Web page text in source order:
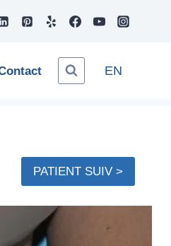
EN
PATIENT SUIV >